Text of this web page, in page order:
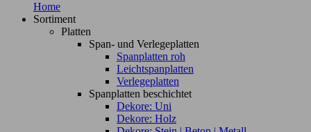
Home
Sortiment
Platten
Span- und Verlegeplatten
Spanplatten roh
Leichtspanplatten
Verlegeplatten
Spanplatten beschichtet
Dekore: Uni
Dekore: Holz